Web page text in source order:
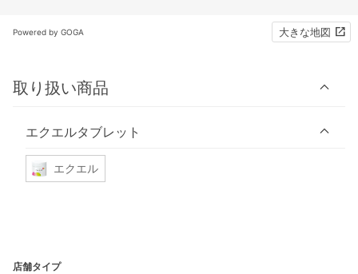
Powered by GOGA 大きな地図
取り扱い商品
エクエルタブレット
エクエル
店舗タイプ